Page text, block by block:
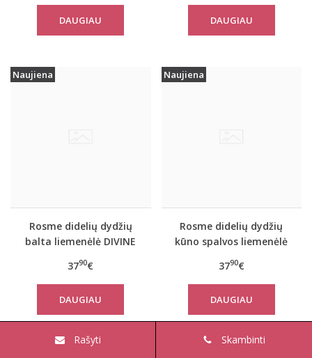
DAUGIAU DAUGIAU
Naujiena
Rosme didelių dydžių
balta liemenėlė DIVINE
3790€
DAUGIAU
Naujiena
Rosme didelių dydžių
kūno spalvos liemenėlė
3790€
DAUGIAU
Rašyti Skambinti